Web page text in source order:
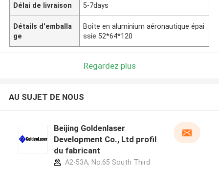
Délai de livraison 5-7days
Détails d'emballa
ge
Boîte en aluminium aéronautique épai
ssie 52*64*120
Regardez plus
AU SUJET DE NOUS
Beijing Goldenlaser
Development Co., Ltd profil
du fabricant
A2-53A, No.65 South Third